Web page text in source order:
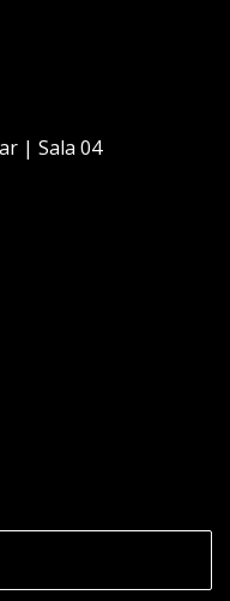
| Sala 04